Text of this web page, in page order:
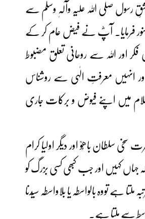
رسول صلی اللہ علیہ وآلہٖ وسلم سے
فرمایا۔ آپؓ نے فیض عام کر کے
اور اللہ سے روحانی تعلق مضبوط
انہیں معرفتِ الٰہی سے روشناس
اسلام میں اپنے فیوض و برکات جاری
سخی سلطان باھُوؒ اور دیگر اولیا کرام
جہاں کہیں اور جب کبھی کسی بزرگ کو
ملتا ہے تووہ بالواسطہ یا بلاواسطہ سیّدنا
سے ملتا ہے۔